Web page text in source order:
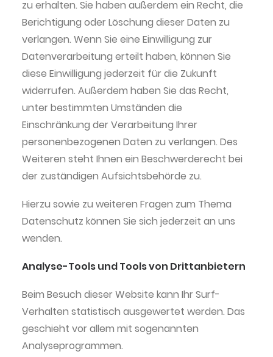
zu erhalten. Sie haben außerdem ein Recht, die
Berichtigung oder Löschung dieser Daten zu
verlangen. Wenn Sie eine Einwilligung zur
Datenverarbeitung erteilt haben, können Sie
diese Einwilligung jederzeit für die Zukunft
widerrufen. Außerdem haben Sie das Recht,
unter bestimmten Umständen die
Einschränkung der Verarbeitung Ihrer
personenbezogenen Daten zu verlangen. Des
Weiteren steht Ihnen ein Beschwerderecht bei
der zuständigen Aufsichtsbehörde zu.
Hierzu sowie zu weiteren Fragen zum Thema
Datenschutz können Sie sich jederzeit an uns
wenden.
Analyse-Tools und Tools von Dritt­anbietern
Beim Besuch dieser Website kann Ihr Surf-
Verhalten statistisch ausgewertet werden. Das
geschieht vor allem mit sogenannten
Analyseprogrammen.